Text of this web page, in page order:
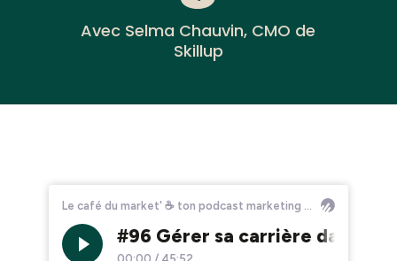
Avec Selma Chauvin, CMO de
Skillup